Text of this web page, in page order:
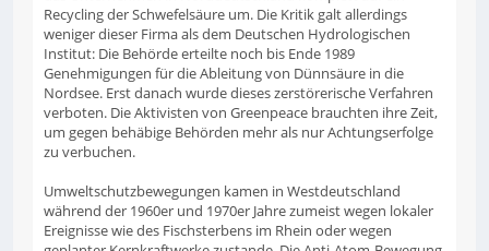
Recycling der Schwefelsäure um. Die Kritik galt allerdings
weniger dieser Firma als dem Deutschen Hydrologischen
Institut: Die Behörde erteilte noch bis Ende 1989
Genehmigungen für die Ableitung von Dünnsäure in die
Nordsee. Erst danach wurde dieses zerstörerische Verfahren
verboten. Die Aktivisten von Greenpeace brauchten ihre Zeit,
um gegen behäbige Behörden mehr als nur Achtungserfolge
zu verbuchen.
Umweltschutzbewegungen kamen in Westdeutschland
während der 1960er und 1970er Jahre zumeist wegen lokaler
Ereignisse wie des Fischsterbens im Rhein oder wegen